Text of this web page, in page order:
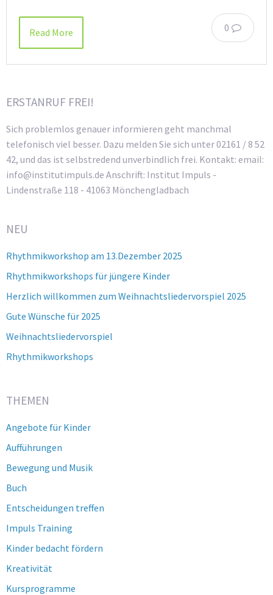
0
Read More
ERSTANRUF FREI!
Sich problemlos genauer informieren geht manchmal
telefonisch viel besser. Dazu melden Sie sich unter 02161 / 8 52
42, und das ist selbstredend unverbindlich frei. Kontakt: email:
info@institutimpuls.de Anschrift: Institut Impuls -
Lindenstraße 118 - 41063 Mönchengladbach
NEU
Rhythmikworkshop am 13.Dezember 2025
Rhythmikworkshops für jüngere Kinder
Herzlich willkommen zum Weihnachtsliedervorspiel 2025
Gute Wünsche für 2025
Weihnachtsliedervorspiel
Rhythmikworkshops
THEMEN
Angebote für Kinder
Aufführungen
Bewegung und Musik
Buch
Entscheidungen treffen
Impuls Training
Kinder bedacht fördern
Kreativität
Kursprogramme